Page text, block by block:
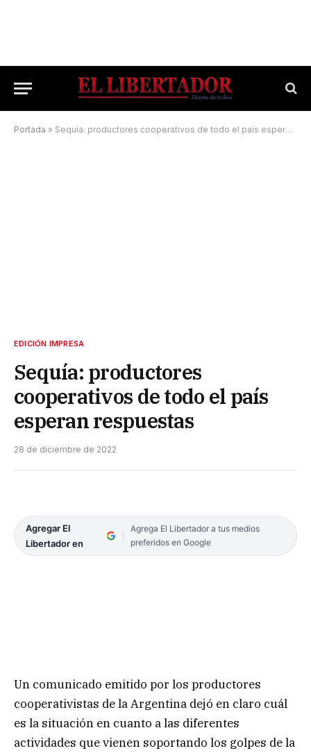
Portada » Sequía: productores cooperativos de todo el país esperan respuestas
EDICIÓN IMPRESA
Sequía: productores
cooperativos de todo el país
esperan respuestas
28 de diciembre de 2022
Agregar El
Libertador en
Agrega El Libertador a tus medios
preferidos en Google
Un comunicado emitido por los productores
cooperativistas de la Argentina dejó en claro cuál
es la situación en cuanto a las diferentes
actividades que vienen soportando los golpes de la